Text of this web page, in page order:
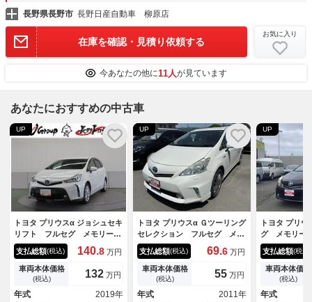
長野県長野市 長野日産自動車 柳原店
在庫を確認・見積り依頼する
お気に入り
今あなたの他に11人が見ています
あなたにおすすめの中古車
UP
トヨタ プリウスα ジョシュセキ
リフト フルセグ メモリーナ
ビ ＤＶＤ再生 ミュージック
プレイヤー接続可 バックカメ
ラ 衝突被害軽減システム Ｅ
ＴＣ ＬＥＤヘッドランプ ワ
ンオーナー 記録簿
支払総額(税込) 140.8 万円
車両本体価格
(税込) 132 万円
年式
2019年
UP
トヨタ プリウスα Ｇツーリング
セレクション フルセグ メモ
リーナビ ＤＶＤ再生 バック
カメラ ＥＴＣ
支払総額(税込) 69.6 万円
車両本体価格
(税込) 55 万円
年式
2011年
UP
トヨタ プリ
グ メモリー
生 ミュージ
続可 バック
ＨＩＤヘッド
支払総額(税込)
車両本体価格
(税込)
年式